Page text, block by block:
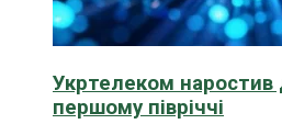
Укртелеком наростив
першому півріччі